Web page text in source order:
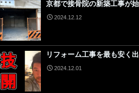
京都で接骨院の新築工事が
2024.12.12
リフォーム工事を最も安く
2024.12.01